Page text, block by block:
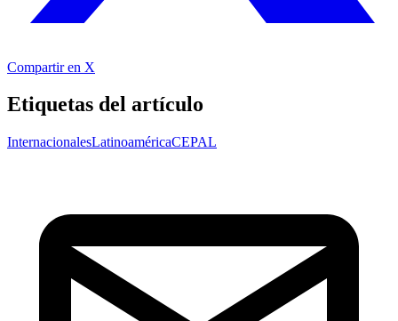
Compartir en X
Etiquetas del artículo
InternacionalesLatinoaméricaCEPAL